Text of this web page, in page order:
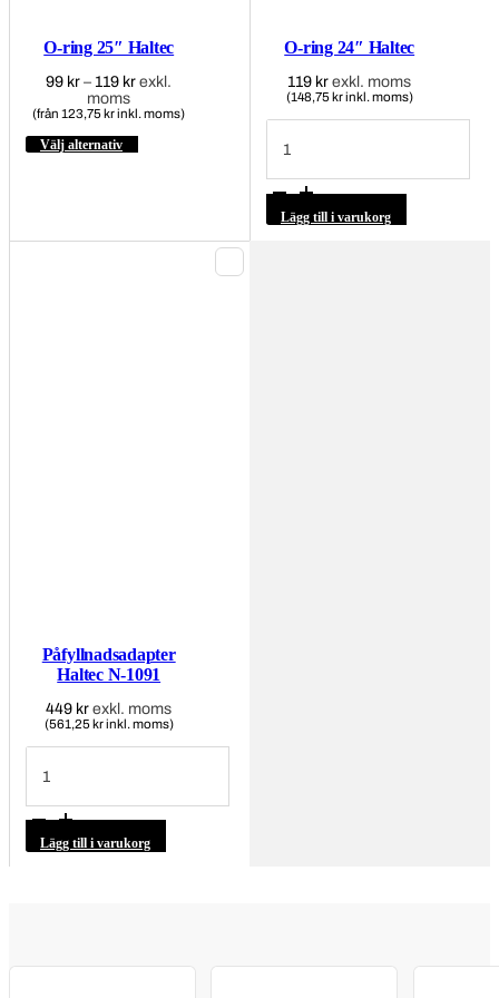
O-ring 25″ Haltec
99 kr – 119 kr Prisintervall:
till
119 kr
exkl.
moms
(från 123,75 kr inkl. moms)
Välj alternativ
här
alternativen
O-ring 24″ Haltec
119 kr exkl. moms
(148,75 kr inkl. moms)
ring
24"
mängd
Lägg till i varukorg
Påfyllnadsadapter
Haltec N-1091
449 kr exkl. moms
(561,25 kr inkl. moms)
Haltec
mängd
Lägg till i varukorg